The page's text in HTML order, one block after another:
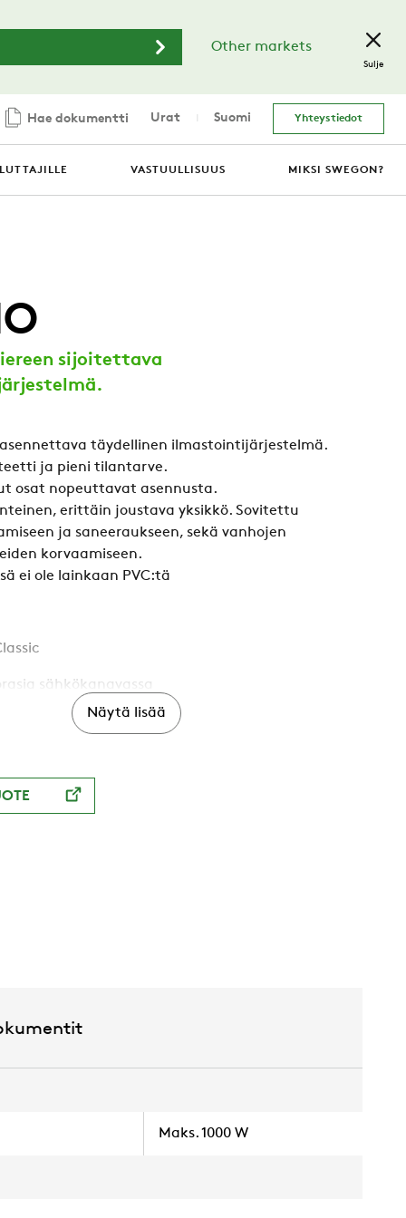
Other markets
Sulje
Hae dokumentti Urat Suomi Yhteystiedot
VASTUULLISUUS MIKSI SWEGON?
sijoitettava
täydellinen ilmastointijärjestelmä.
ja pieni tilantarve.
osat nopeuttavat asennusta.
erittäin joustava yksikkö. Sovitettu
ja saneeraukseen, sekä vanhojen
korvaamiseen.
ei ole lainkaan PVC:tä
sähkökanavassa
väliseinien väliin
sijoitus
Näytä lisää
Maks. 1000 W